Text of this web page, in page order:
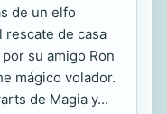
de un elfo
rescate de casa
su amigo Ron
mágico volador.
de Magia y...